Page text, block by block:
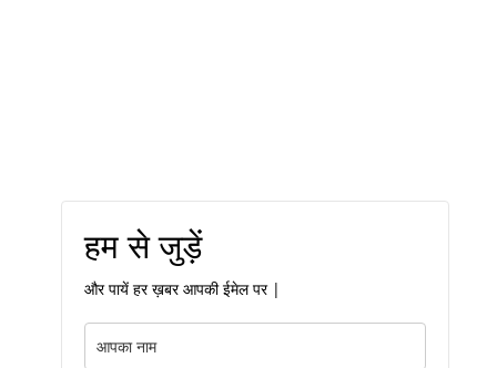
हम से जुड़ें
और पायें हर ख़बर आपकी ईमेल पर |